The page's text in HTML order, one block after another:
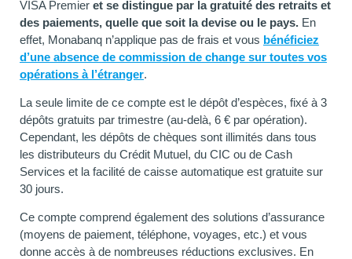
VISA Premier et se distingue par la gratuité des retraits et
des paiements, quelle que soit la devise ou le pays. En
effet, Monabanq n’applique pas de frais et vous bénéficiez
d’une absence de commission de change sur toutes vos
opérations à l’étranger.
La seule limite de ce compte est le dépôt d’espèces, fixé à 3
dépôts gratuits par trimestre (au-delà, 6 € par opération).
Cependant, les dépôts de chèques sont illimités dans tous
les distributeurs du Crédit Mutuel, du CIC ou de Cash
Services et la facilité de caisse automatique est gratuite sur
30 jours.
Ce compte comprend également des solutions d’assurance
(moyens de paiement, téléphone, voyages, etc.) et vous
donne accès à de nombreuses réductions exclusives. En